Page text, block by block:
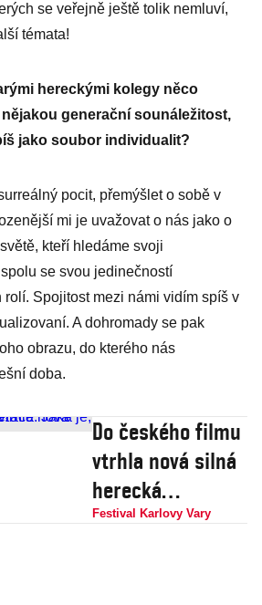
se veřejně ještě tolik nemluví,
témata!
hereckými kolegy něco
generační sounáležitost,
jako soubor individualit?
pocit, přemýšlet o sobě v
mi je uvažovat o nás jako o
kteří hledáme svoji
se svou jedinečností
rolí. Spojitost mezi námi vidím spíš v
A dohromady se pak
obrazu, do kterého nás
doba.
Do českého filmu
vtrhla nová silná
herecká
generace. Jaká
Festival Karlovy Vary